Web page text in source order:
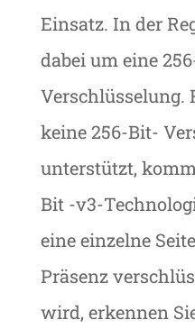
Einsatz. In der
dabei um eine
Verschlüsselung.
keine 256-Bit-
unterstützt,
Bit -v3-
eine einzelne
Präsenz
wird, erkennen